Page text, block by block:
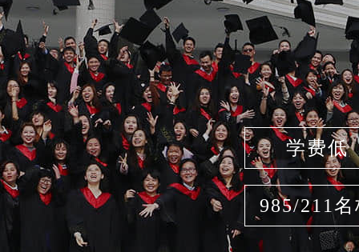
学费低
985/211名